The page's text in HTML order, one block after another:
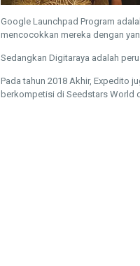
Google Launchpad Program
mencocokkan mereka dengan
Sedangkan Digitaraya adalah
Pada tahun 2018 Akhir, Expedito
berkompetisi di Seedstars World